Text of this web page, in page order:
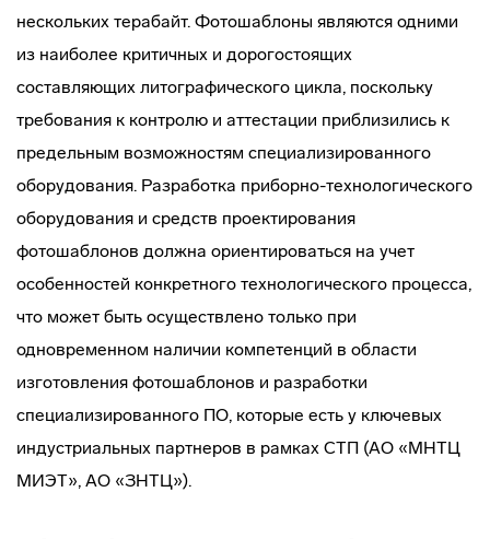
нескольких терабайт. Фотошаблоны являются одними
из наиболее критичных и дорогостоящих
составляющих литографического цикла, поскольку
требования к контролю и аттестации приблизились к
предельным возможностям специализированного
оборудования. Разработка приборно-технологического
оборудования и средств проектирования
фотошаблонов должна ориентироваться на учет
особенностей конкретного технологического процесса,
что может быть осуществлено только при
одновременном наличии компетенций в области
изготовления фотошаблонов и разработки
специализированного ПО, которые есть у ключевых
индустриальных партнеров в рамках СТП (АО «МНТЦ
МИЭТ», АО «ЗНТЦ»).